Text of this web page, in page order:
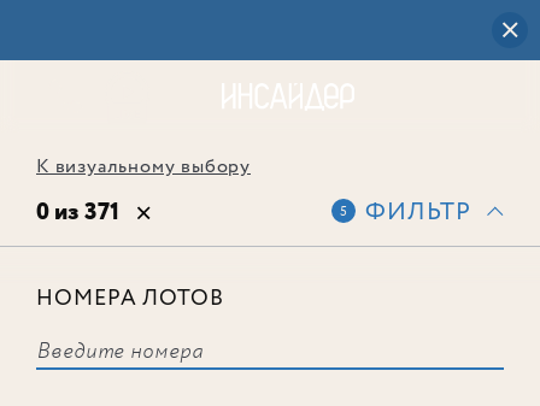
К визуальному выбору
0 из 371 5 ФИЛЬТР
НОМЕРА ЛОТОВ
соответствует ни одного лота